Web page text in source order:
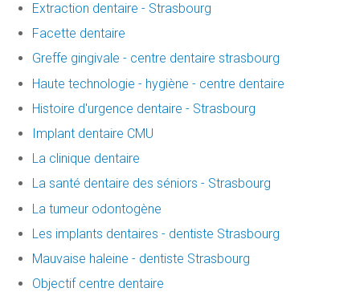
Extraction dentaire - Strasbourg
Facette dentaire
Greffe gingivale - centre dentaire strasbourg
Haute technologie - hygiène - centre dentaire
Histoire d'urgence dentaire - Strasbourg
Implant dentaire CMU
La clinique dentaire
La santé dentaire des séniors - Strasbourg
La tumeur odontogène
Les implants dentaires - dentiste Strasbourg
Mauvaise haleine - dentiste Strasbourg
Objectif centre dentaire